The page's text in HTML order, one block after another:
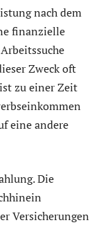
nach dem
finanzielle
Zweck oft
zu einer Zeit
eine andere
Die
Versicherungen